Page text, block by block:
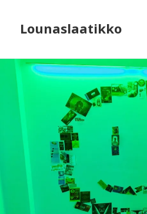
Lounaslaatikko